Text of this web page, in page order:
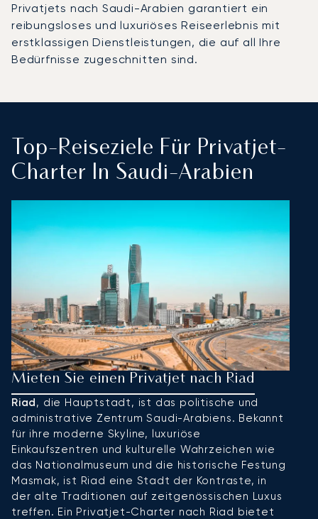
Privatjets nach Saudi-Arabien garantiert ein
reibungsloses und luxuriöses Reiseerlebnis mit
erstklassigen Dienstleistungen, die auf all Ihre
Bedürfnisse zugeschnitten sind.
Top-Reiseziele Für Privatjet-
Charter In Saudi-Arabien
Mieten Sie einen Privatjet nach Riad
Riad, die Hauptstadt, ist das politische und
administrative Zentrum Saudi-Arabiens. Bekannt
für ihre moderne Skyline, luxuriöse
Einkaufszentren und kulturelle Wahrzeichen wie
das Nationalmuseum und die historische Festung
Masmak, ist Riad eine Stadt der Kontraste, in
der alte Traditionen auf zeitgenössischen Luxus
treffen. Ein Privatjet-Charter nach Riad bietet